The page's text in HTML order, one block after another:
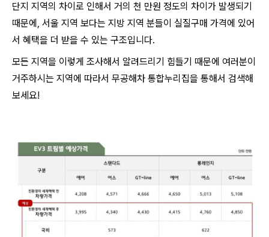
단지 지역의 차이로 인해서 거의 천 만원 정도의 차이가 발생되기
때문에, 서울 지역 보다는 지방 지역 분들이 실질구매 가격에 있어
서 혜택을 더 받을 수 있는 구조입니다.
모든 지역을 이렇게 조사해서 알려드리기 힘들기 때문에 여러분이
거주하시는 지역에 따라서 무공해차 통합누리집을 통해서 검색해
보세요!